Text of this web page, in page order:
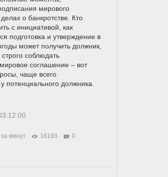
мирового
о банкротстве. Кто
с инициативой, как
подготовка и утверждение в
может получить должник,
соблюдать
соглашение – вот
чаще всего
потенциального должника.
минут 16193 0